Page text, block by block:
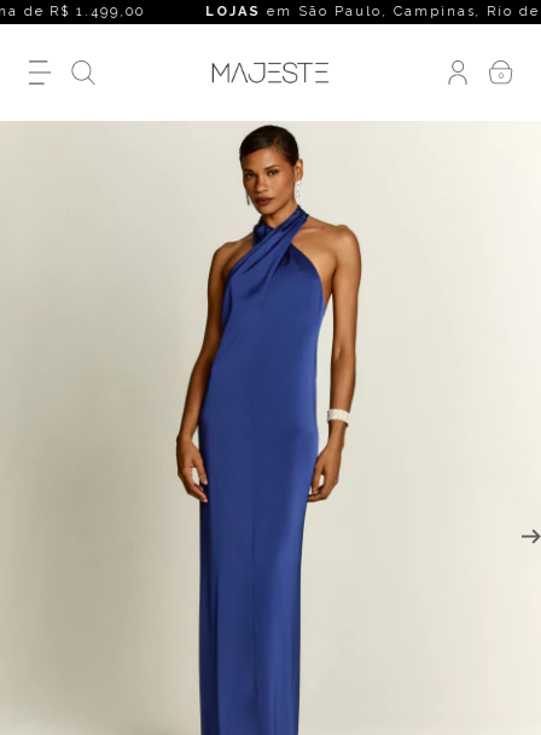
de R$ 1.499,00 LOJASem São Paulo, Campinas, Rio de
0